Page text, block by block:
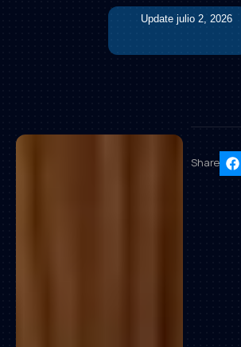
Update julio 2, 2026
Share